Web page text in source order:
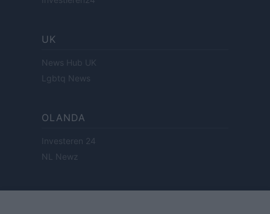
UK
News Hub UK
Lgbtq News
OLANDA
Investeren 24
NL Newz